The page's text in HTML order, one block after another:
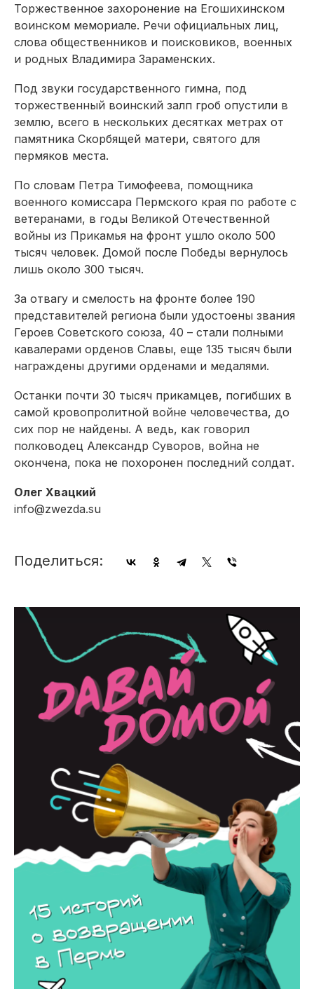
Торжественное захоронение на Егошихинском
воинском мемориале. Речи официальных лиц,
слова общественников и поисковиков, военных
и родных Владимира Зараменских.
Под звуки государственного гимна, под
торжественный воинский залп гроб опустили в
землю, всего в нескольких десятках метрах от
памятника Скорбящей матери, святого для
пермяков места.
По словам Петра Тимофеева, помощника
военного комиссара Пермского края по работе с
ветеранами, в годы Великой Отечественной
войны из Прикамья на фронт ушло около 500
тысяч человек. Домой после Победы вернулось
лишь около 300 тысяч.
За отвагу и смелость на фронте более 190
представителей региона были удостоены звания
Героев Советского союза, 40 – стали полными
кавалерами орденов Славы, еще 135 тысяч были
награждены другими орденами и медалями.
Останки почти 30 тысяч прикамцев, погибших в
самой кровопролитной войне человечества, до
сих пор не найдены. А ведь, как говорил
полководец Александр Суворов, война не
окончена, пока не похоронен последний солдат.
Олег Хвацкий
info@zwezda.su
Поделиться: